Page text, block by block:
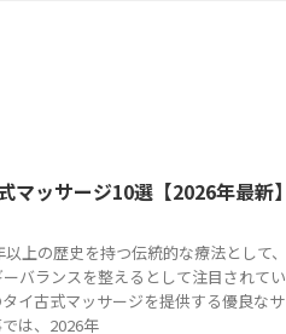
マッサージ10選【2026年最新】
上の歴史を持つ伝統的な療法として、
バランスを整えるとして注目されてい
イ古式マッサージを提供する優良なサ
は、2026年